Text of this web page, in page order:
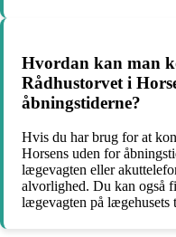
Hvordan kan man
Rådhustorvet i
åbningstiderne?
Hvis du har brug for at
Horsens uden for
lægevagten eller
alvorlighed. Du kan også
lægevagten på lægehusets